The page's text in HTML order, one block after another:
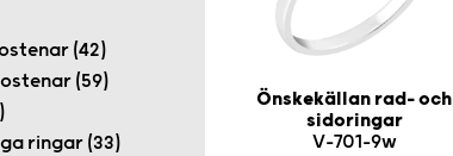
(42)
(59)
ringar (33)
Önskekällan rad- och
sidoringar
V-701-9w